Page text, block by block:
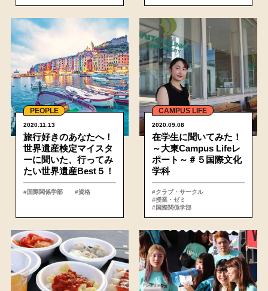
PEOPLE
2020.11.13
旅行好きのあなたへ！
世界遺産検定マイスタ
ーに聞いた、行ってみ
たい世界遺産Best５！
#国際関係学部 #資格
詳細
CAMPUS LIFE
2020.09.08
在学生に聞いてみた！
～大東Campus Lifeレ
ポート～＃５国際文化
学科
#クラブ・サークル
#授業・ゼミ
#国際関係学部
詳細